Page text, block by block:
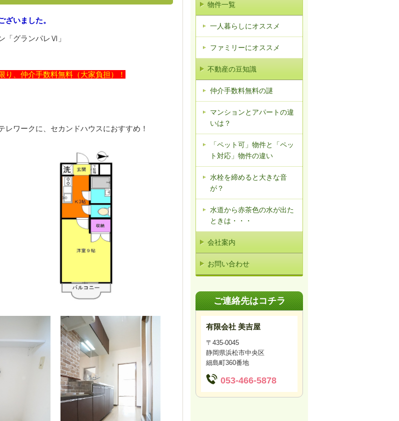
ざいました。
「グランパレⅥ」
り、仲介手数料無料（大家負担）！
ワークに、セカンドハウスにおすすめ！
物件一覧
一人暮らしにオススメ
ファミリーにオススメ
不動産の豆知識
仲介手数料無料の謎
マンションとアパートの違
いは？
「ペット可」物件と「ペッ
ト対応」物件の違い
水栓を締めると大きな音
が？
水道から赤茶色の水が出た
ときは・・・
会社案内
お問い合わせ
ご連絡先はコチラ
有限会社 美吉屋
〒435-0045
静岡県浜松市中央区
細島町360番地
053-466-5878